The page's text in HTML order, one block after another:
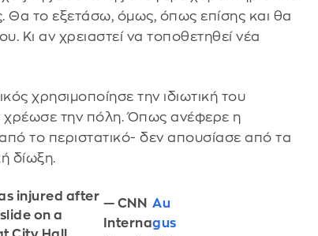
Θα το εξετάσω, όμως, όπως επίσης και θα
Κι αν χρειαστεί να τοποθετηθεί νέα
χρησιμοποίησε την ιδιωτική του
χρέωσε την πόλη. Όπως ανέφερε η
το περιστατικό- δεν απουσίασε από τα
δίωξη.
injured after
on a
— CNN
Interna
Au
gus